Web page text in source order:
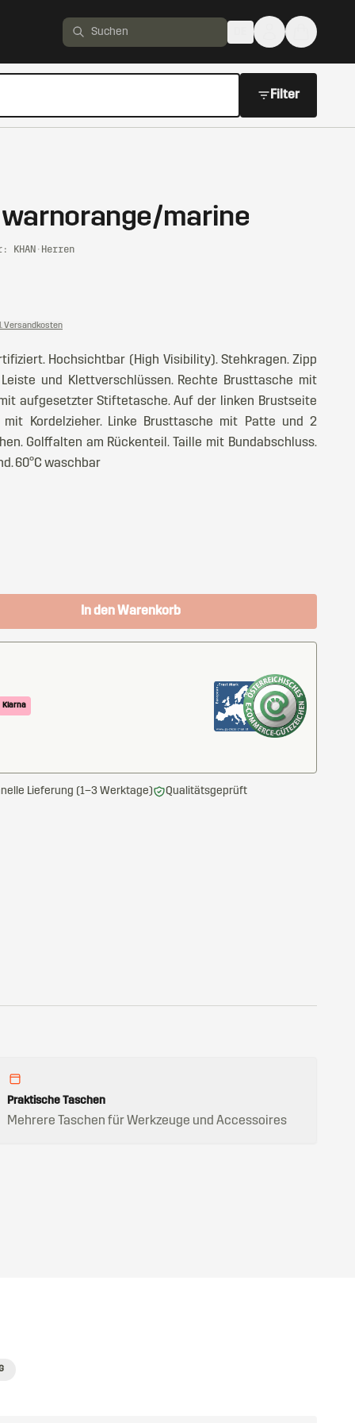
Produkte suchen
Filter
warnorange/marine
KHAN · Herren
Versandkosten
Hochsichtbar (High Visibility). Stehkragen. Zipp
und Klettverschlüssen. Rechte Brusttasche mit
aufgesetzter Stiftetasche. Auf der linken Brustseite
mit Kordelzieher. Linke Brusttasche mit Patte und 2
Golffalten am Rückenteil. Taille mit Bundabschluss.
60°C waschbar
In den Warenkorb
Klarna
Lieferung (1–3 Werktage) Qualitätsgeprüft
Praktische Taschen
Mehrere Taschen für Werkzeuge und Accessoires